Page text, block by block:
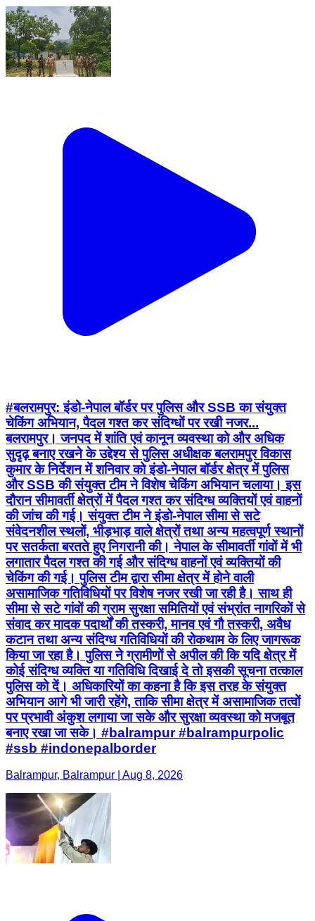
#बलरामपुर: इंडो-नेपाल बॉर्डर पर पुलिस और SSB का संयुक्त
चेकिंग अभियान, पैदल गश्त कर संदिग्धों पर रखी नजर...
बलरामपुर। जनपद में शांति एवं कानून व्यवस्था को और अधिक
सुदृढ़ बनाए रखने के उद्देश्य से पुलिस अधीक्षक बलरामपुर विकास
कुमार के निर्देशन में शनिवार को इंडो-नेपाल बॉर्डर क्षेत्र में पुलिस
और SSB की संयुक्त टीम ने विशेष चेकिंग अभियान चलाया। इस
दौरान सीमावर्ती क्षेत्रों में पैदल गश्त कर संदिग्ध व्यक्तियों एवं वाहनों
की जांच की गई। संयुक्त टीम ने इंडो-नेपाल सीमा से सटे
संवेदनशील स्थलों, भीड़भाड़ वाले क्षेत्रों तथा अन्य महत्वपूर्ण स्थानों
पर सतर्कता बरतते हुए निगरानी की। नेपाल के सीमावर्ती गांवों में भी
लगातार पैदल गश्त की गई और संदिग्ध वाहनों एवं व्यक्तियों की
चेकिंग की गई। पुलिस टीम द्वारा सीमा क्षेत्र में होने वाली
असामाजिक गतिविधियों पर विशेष नजर रखी जा रही है। साथ ही
सीमा से सटे गांवों की ग्राम सुरक्षा समितियों एवं संभ्रांत नागरिकों से
संवाद कर मादक पदार्थों की तस्करी, मानव एवं गौ तस्करी, अवैध
कटान तथा अन्य संदिग्ध गतिविधियों की रोकथाम के लिए जागरूक
किया जा रहा है। पुलिस ने ग्रामीणों से अपील की कि यदि क्षेत्र में
कोई संदिग्ध व्यक्ति या गतिविधि दिखाई दे तो इसकी सूचना तत्काल
पुलिस को दें। अधिकारियों का कहना है कि इस तरह के संयुक्त
अभियान आगे भी जारी रहेंगे, ताकि सीमा क्षेत्र में असामाजिक तत्वों
पर प्रभावी अंकुश लगाया जा सके और सुरक्षा व्यवस्था को मजबूत
बनाए रखा जा सके। #balrampur #balrampurpolic
#ssb #indonepalborder
Balrampur, Balrampur | Aug 8, 2026